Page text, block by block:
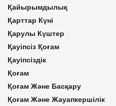
Қайырымдылық
Қарттар Күні
Қарулы Күштер
Қауіпсіз Қоғам
Қауіпсіздік
Қоғам
Қоғам Және Басқару
Қоғам Және Жауапкершілік